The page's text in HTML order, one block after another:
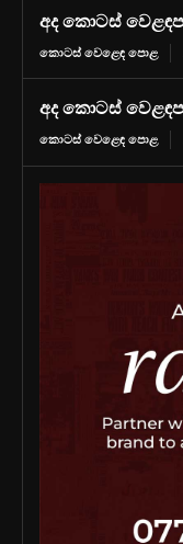
අද කොටස්
කොටස් වෙළෙඳ පොළ
අද කොටස්
කොටස් වෙළෙඳ පොළ